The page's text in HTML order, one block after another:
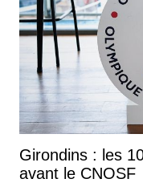
Girondins : les
avant le CNOSF